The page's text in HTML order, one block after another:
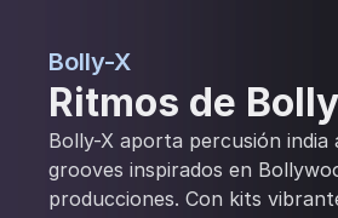
Bolly-X
Ritmos de
Bolly-X aporta percusión india
grooves inspirados en
producciones. Con kits